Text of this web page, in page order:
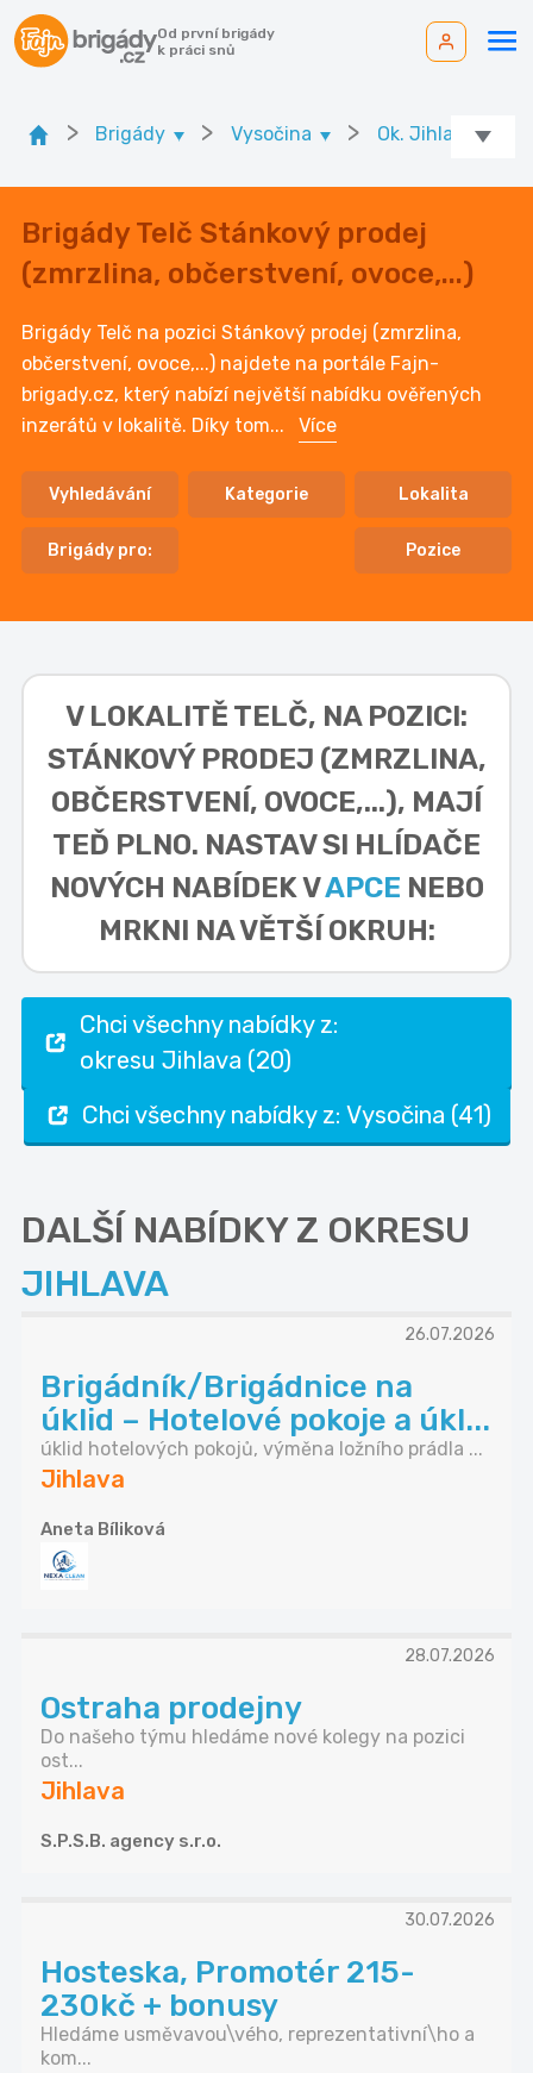
Od první brigády
k práci snů
> Brigády > Vysočina > Ok. Jihlava
Brigády Telč Stánkový prodej
(zmrzlina, občerstvení, ovoce,...)
Brigády Telč na pozici Stánkový prodej (zmrzlina,
občerstvení, ovoce,...) najdete na portále Fajn-
brigady.cz, který nabízí největší nabídku ověřených
inzerátů v lokalitě. Díky tom... Více
Vyhledávání Kategorie Lokalita
Brigády pro: Pozice
V LOKALITĚ TELČ, NA POZICI:
STÁNKOVÝ PRODEJ (ZMRZLINA,
OBČERSTVENÍ, OVOCE,...), MAJÍ
TEĎ PLNO. NASTAV SI HLÍDAČE
NOVÝCH NABÍDEK VAPCE NEBO
MRKNI NA VĚTŠÍ OKRUH:
Chci všechny nabídky z:
okresu Jihlava (20)
Chci všechny nabídky z: Vysočina (41)
DALŠÍ NABÍDKY Z OKRESU
JIHLAVA
26.07.2026
Brigádník/Brigádnice na
úklid – Hotelové pokoje a úkl...
úklid hotelových pokojů, výměna ložního prádla ...
Jihlava
Aneta Bíliková
28.07.2026
Ostraha prodejny
Do našeho týmu hledáme nové kolegy na pozici
ost...
Jihlava
S.P.S.B. agency s.r.o.
30.07.2026
Hosteska, Promotér 215-
230kč + bonusy
Hledáme usměvavou\vého, reprezentativní\ho a
kom...